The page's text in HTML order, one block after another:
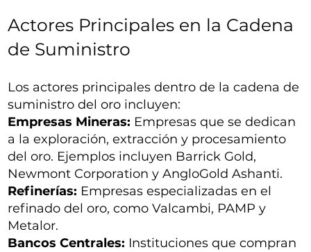
Actores Principales en la Cadena
de Suministro
Los actores principales dentro de la cadena de
suministro del oro incluyen:
Empresas Mineras: Empresas que se dedican
a la exploración, extracción y procesamiento
del oro. Ejemplos incluyen Barrick Gold,
Newmont Corporation y AngloGold Ashanti.
Refinerías: Empresas especializadas en el
refinado del oro, como Valcambi, PAMP y
Metalor.
Bancos Centrales: Instituciones que compran